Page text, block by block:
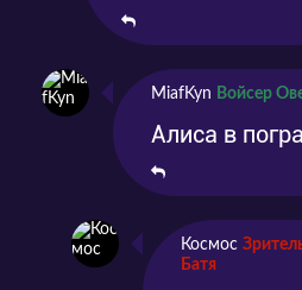
MiafKyn Войсер
Алиса в
Космос
Батя